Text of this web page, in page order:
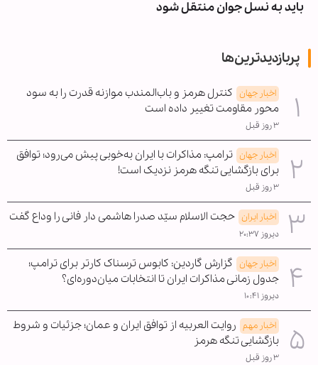
پربازدیدترین‌ها
اخبار جهان کنترل هرمز و باب‌المندب موازنه قدرت را به سود
محور مقاومت تغییر داده است
۳ روز قبل
اخبار جهان ترامپ: مذاکرات با ایران به‌خوبی پیش می‌رود؛ توافق
برای بازگشایی تنگه هرمز نزدیک است!
۳ روز قبل
اخبار ایران حجت الاسلام سیّد صدرا هاشمی دار فانی را وداع گفت
دیروز ۲۰:۳۷
اخبار جهان گزارش گاردین: کابوس ترسناک کارتر برای ترامپ؛
جدول زمانی مذاکرات ایران تا انتخابات میان‌دوره‌ای؟
دیروز ۱۰:۴۱
اخبار مهم روایت العربیه از توافق ایران و عمان؛ جزئیات و شروط
بازگشایی تنگه هرمز
۳ روز قبل